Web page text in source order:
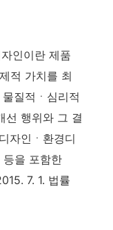
인이란 제품
적 가치를 최
질적ㆍ심리적
선 행위와 그 결
자인ㆍ환경디
등을 포함한
7. 1. 법률